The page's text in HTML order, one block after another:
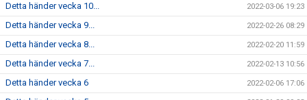
Detta händer vecka 10... 2022-03-06 19:23
Detta händer vecka 9... 2022-02-26 08:29
Detta händer vecka 8... 2022-02-20 11:59
Detta händer vecka 7... 2022-02-13 10:56
Detta händer vecka 6 2022-02-06 17:06